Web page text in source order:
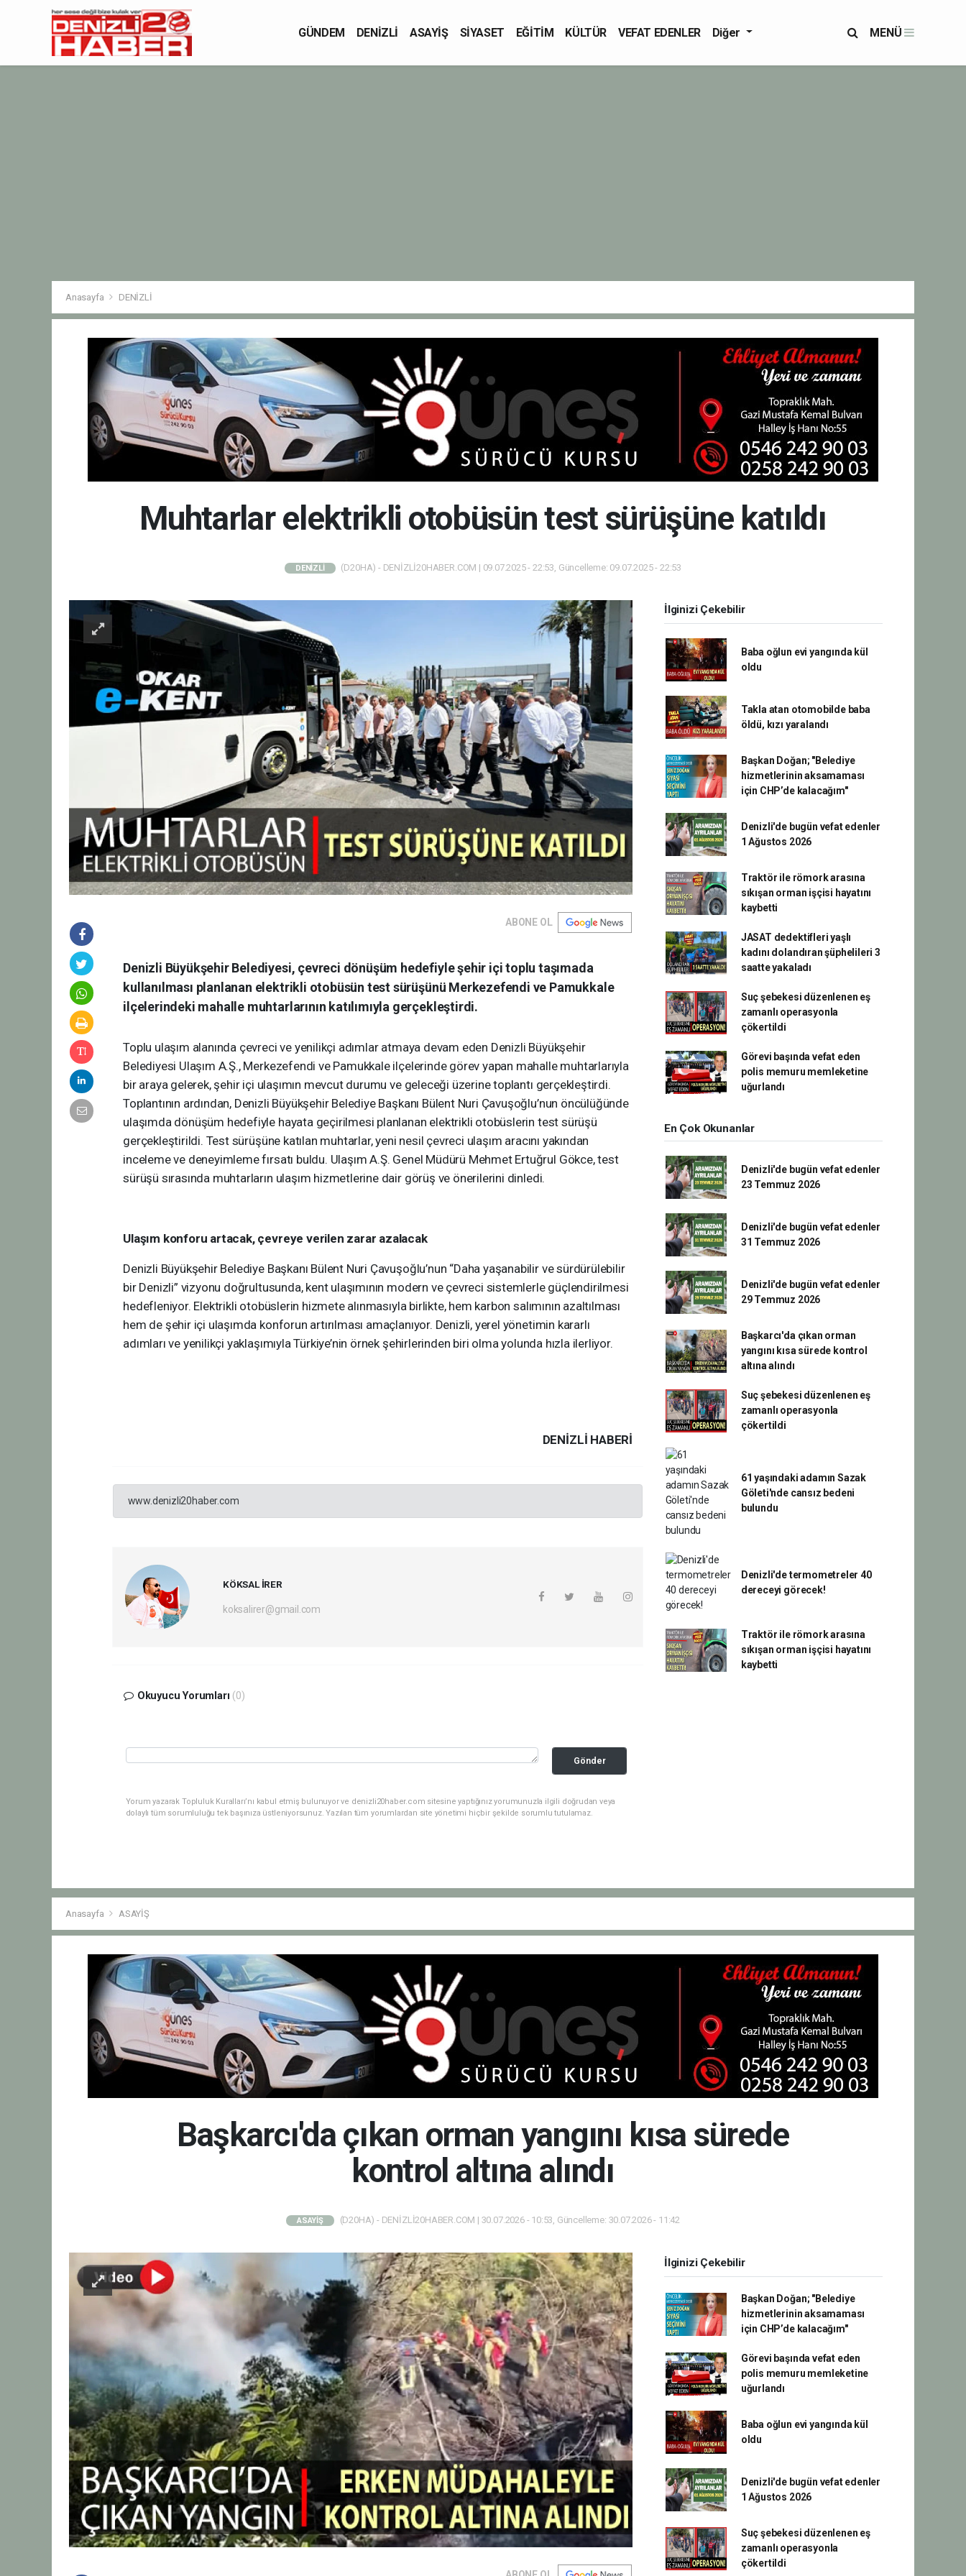
GÜNDEM DENİZLİ ASAYİŞ SİYASET EĞİTİM KÜLTÜR VEFAT EDENLER Diğer MENÜ
Anasayfa DENİZLİ
Muhtarlar elektrikli otobüsün test sürüşüne katıldı
DENİZLİ (D20HA) - DENİZLİ20HABER.COM | 09.07.2025 - 22:53, Güncelleme: 09.07.2025 - 22:53
ABONE OL
Denizli Büyükşehir Belediyesi, çevreci dönüşüm hedefiyle şehir içi toplu taşımada
kullanılması planlanan elektrikli otobüsün test sürüşünü Merkezefendi ve Pamukkale
ilçelerindeki mahalle muhtarlarının katılımıyla gerçekleştirdi.
Toplu ulaşım alanında çevreci ve yenilikçi adımlar atmaya devam eden Denizli Büyükşehir
Belediyesi Ulaşım A.Ş., Merkezefendi ve Pamukkale ilçelerinde görev yapan mahalle muhtarlarıyla
bir araya gelerek, şehir içi ulaşımın mevcut durumu ve geleceği üzerine toplantı gerçekleştirdi.
Toplantının ardından, Denizli Büyükşehir Belediye Başkanı Bülent Nuri Çavuşoğlu’nun öncülüğünde
ulaşımda dönüşüm hedefiyle hayata geçirilmesi planlanan elektrikli otobüslerin test sürüşü
gerçekleştirildi. Test sürüşüne katılan muhtarlar, yeni nesil çevreci ulaşım aracını yakından
inceleme ve deneyimleme fırsatı buldu. Ulaşım A.Ş. Genel Müdürü Mehmet Ertuğrul Gökce, test
sürüşü sırasında muhtarların ulaşım hizmetlerine dair görüş ve önerilerini dinledi.
Ulaşım konforu artacak, çevreye verilen zarar azalacak
Denizli Büyükşehir Belediye Başkanı Bülent Nuri Çavuşoğlu’nun “Daha yaşanabilir ve sürdürülebilir
bir Denizli” vizyonu doğrultusunda, kent ulaşımının modern ve çevreci sistemlerle güçlendirilmesi
hedefleniyor. Elektrikli otobüslerin hizmete alınmasıyla birlikte, hem karbon salımının azaltılması
hem de şehir içi ulaşımda konforun artırılması amaçlanıyor. Denizli, yerel yönetimin kararlı
adımları ve yenilikçi yaklaşımıyla Türkiye’nin örnek şehirlerinden biri olma yolunda hızla ilerliyor.
DENIZLI HABERİ
www.denizli20haber.com
KÖKSAL İRER
koksalirer@gmail.com
Okuyucu Yorumları (0)
Gönder
Yorum yazarak Topluluk Kuralları’nı kabul etmiş bulunuyor ve denizli20haber.com sitesine yaptığınız yorumunuzla ilgili doğrudan veya
dolaylı tüm sorumluluğu tek başınıza üstleniyorsunuz. Yazılan tüm yorumlardan site yönetimi hiçbir şekilde sorumlu tutulamaz.
İlginizi Çekebilir
Baba oğlun evi yangında kül
oldu
Takla atan otomobilde baba
öldü, kızı yaralandı
Başkan Doğan; "Belediye
hizmetlerinin aksamaması
için CHP’de kalacağım"
Denizli'de bugün vefat edenler
1 Ağustos 2026
Traktör ile römork arasına
sıkışan orman işçisi hayatını
kaybetti
JASAT dedektifleri yaşlı
kadını dolandıran şüphelileri 3
saatte yakaladı
Suç şebekesi düzenlenen eş
zamanlı operasyonla
çökertildi
Görevi başında vefat eden
polis memuru memleketine
uğurlandı
En Çok Okunanlar
Denizli'de bugün vefat edenler
23 Temmuz 2026
Denizli'de bugün vefat edenler
31 Temmuz 2026
Denizli'de bugün vefat edenler
29 Temmuz 2026
Başkarcı'da çıkan orman
yangını kısa sürede kontrol
altına alındı
Suç şebekesi düzenlenen eş
zamanlı operasyonla
çökertildi
61 yaşındaki adamın Sazak
Göleti'nde cansız bedeni
bulundu
Denizli'de termometreler 40
dereceyi görecek!
Traktör ile römork arasına
sıkışan orman işçisi hayatını
kaybetti
Anasayfa ASAYİŞ
Başkarcı'da çıkan orman yangını kısa sürede
kontrol altına alındı
ASAYİŞ (D20HA) - DENİZLİ20HABER.COM | 30.07.2026 - 10:53, Güncelleme: 30.07.2026 - 11:42
İlginizi Çekebilir
Başkan Doğan; "Belediye
hizmetlerinin aksamaması
için CHP’de kalacağım"
Görevi başında vefat eden
polis memuru memleketine
uğurlandı
Baba oğlun evi yangında kül
oldu
Denizli'de bugün vefat edenler
1 Ağustos 2026
Suç şebekesi düzenlenen eş
zamanlı operasyonla
çökertildi